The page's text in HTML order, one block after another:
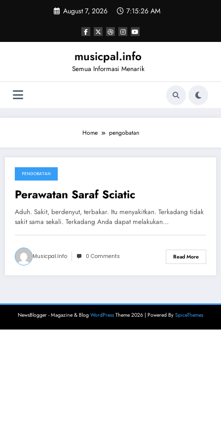
August 7, 2026 7:15:26 AM
musicpal.info
Semua Informasi Menarik
Home pengobatan
March 29, 2023
PENGOBATAN
Perawatan Saraf Sciatic
Aduh. Sakit, berdenyut, terbakar. Itu menyakitkan. Terkadang tidak
sakit sama sekali. Terkadang Anda dapat melakukan…
Musicpal.info 0 Comments Read More
NewsBlogger - Magazine & Blog WordPress Theme 2026 | Powered By SpiceThemes